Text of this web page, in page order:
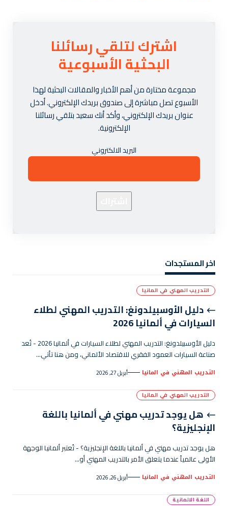
اشترك لتلقي رسائلنا
البحثية الأسبوعية
مجموعة مختارة من أهم الأخبار والمقالات البحثية لهذا
الأسبوع تصل مباشرة إلى صندوق بريدك الإلكتروني. أدخل
عنوان بريدك الإلكتروني، وأكد أنك سعيد بتلقي رسائلنا
الإلكترونية.
البريد الالكتروني
اخر المستجدات
التدريب المهني في المانيا
دليل الأوسبيلدونغ: التدريب المهني لطلاء
السيارات في ألمانيا 2026
دليل الأوسبيلدونغ: التدريب المهني لطلاء السيارات في ألمانيا 2026 - تُعد
صناعة السيارات العمود الفقري للاقتصاد الألماني، ومن هنا تأتي…
التدريب المهني في المانيا أبريل 27, 2026
التدريب المهني في المانيا
هل يوجد تدريب مهني في ألمانيا باللغة
الإنجليزية؟
هل يوجد تدريب مهني في ألمانيا باللغة الإنجليزية؟ - تُعتبر ألمانيا الوجهة
الأولى عالمياً عندما يتعلق الأمر بالتدريب المهني أو…
التدريب المهني في المانيا أبريل 26, 2026
اللغة الالمانية